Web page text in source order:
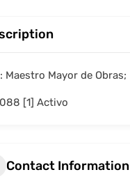
Maestro Mayor de Obras;
[1] Activo
Contact Information